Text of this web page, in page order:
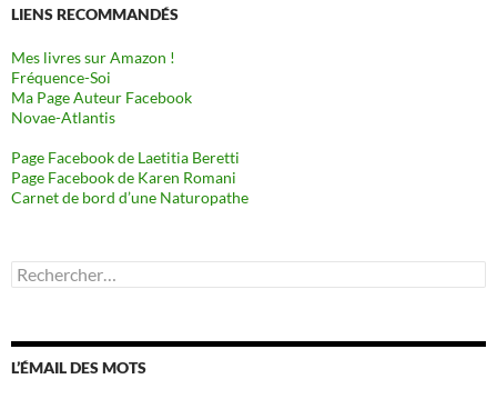
LIENS RECOMMANDÉS
Mes livres sur Amazon !
Fréquence-Soi
Ma Page Auteur Facebook
Novae-Atlantis
Page Facebook de Laetitia Beretti
Page Facebook de Karen Romani
Carnet de bord d’une Naturopathe
Rechercher :
L’ÉMAIL DES MOTS